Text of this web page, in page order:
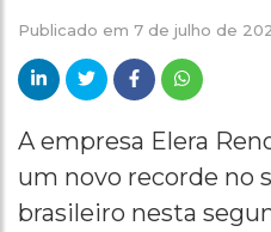
Publicado em 7 de julho de
A empresa Elera
um novo recorde no
brasileiro nesta